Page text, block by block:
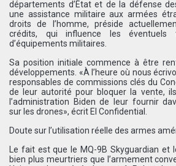
départements d’État et de la défense
une assistance militaire aux armées
droits de l’homme, préside
crédits, qui influence les éventuels
d’équipements militaires.
Sa position initiale commence à être
développements. «À l’heure où nous
responsables de commissions clés du
de leur autorité pour bloquer la vente,
l’administration Biden de leur fournir
sur les drones», écrit El Confidential.
Doute sur l’utilisation réelle des armes
Le fait est que le MQ-9B Skyguardian et
bien plus meurtriers que l’armement